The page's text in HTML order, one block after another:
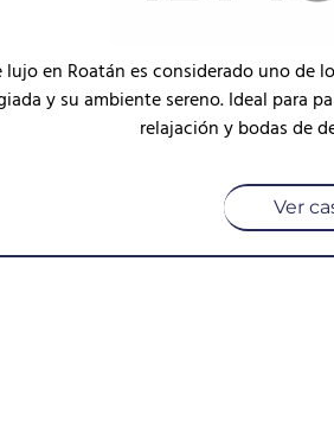
lujo en Roatán es considerado uno de
y su ambiente sereno. Ideal para
relajación y bodas de
Ver